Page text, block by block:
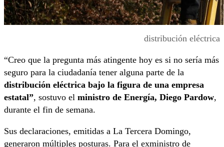
distribución eléctrica
“Creo que la pregunta más atingente hoy es si no sería más
seguro para la ciudadanía tener alguna parte de la
distribución eléctrica bajo la figura de una empresa
estatal”, sostuvo el ministro de Energía, Diego Pardow,
durante el fin de semana.
Sus declaraciones, emitidas a La Tercera Domingo,
generaron múltiples posturas. Para el exministro de